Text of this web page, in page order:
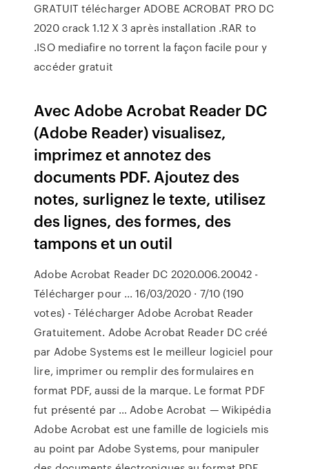
GRATUIT télécharger ADOBE ACROBAT PRO DC
2020 crack 1.12 X 3 après installation .RAR to
.ISO mediafire no torrent la façon facile pour y
accéder gratuit
Avec Adobe Acrobat Reader DC
(Adobe Reader) visualisez,
imprimez et annotez des
documents PDF. Ajoutez des
notes, surlignez le texte, utilisez
des lignes, des formes, des
tampons et un outil
Adobe Acrobat Reader DC 2020.006.20042 -
Télécharger pour ... 16/03/2020 · 7/10 (190
votes) - Télécharger Adobe Acrobat Reader
Gratuitement. Adobe Acrobat Reader DC créé
par Adobe Systems est le meilleur logiciel pour
lire, imprimer ou remplir des formulaires en
format PDF, aussi de la marque. Le format PDF
fut présenté par … Adobe Acrobat — Wikipédia
Adobe Acrobat est une famille de logiciels mis
au point par Adobe Systems, pour manipuler